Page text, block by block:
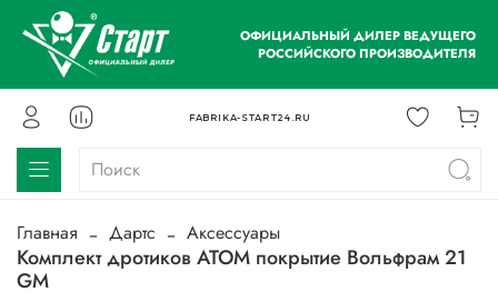
ОФИЦИАЛЬНЫЙ ДИЛЕР ВЕДУЩЕГО
РОССИЙСКОГО ПРОИЗВОДИТЕЛЯ
FABRIKA-START24.RU
Главная Дартс Аксессуары
Комплект дротиков ATOM покрытие Вольфрам 21
GM